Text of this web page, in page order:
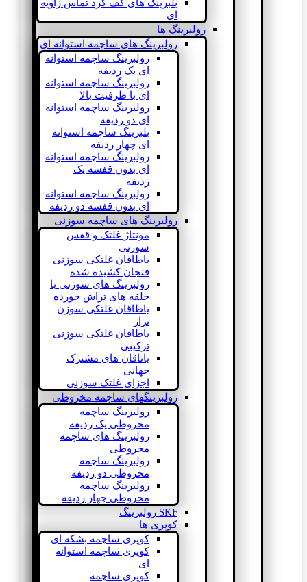
بلبرینگ های کف گرد تماس زاویه
ای
رولبرینگ ها
رولبرینگ های ساچمه استوانه ای
رولبرینگ ساچمه استوانه
ای یک ردیفه
رولبرینگ ساچمه استوانه
ای با ظرفیت بالا
رولبرینگ ساچمه استوانه
ای دو ردیفه
بلبرینگ ساچمه استوانه
ای چهار ردیفه
رولبرینگ ساچمه استوانه
ای بدون قفسه یک
ردیفه
رولبرینگ ساچمه استوانه
ای بدون قفسه دو ردیفه
رولبرینگ های ساچمه سوزنی
مونتاژ غلتک و قفس
سوزنی
یاطاقان غلتکی سوزنی
فنجان کشیده شده
رولبرینگ های سوزنی با
حلقه های تراش خورده
یاطاقان غلتکی سوزن
تراز
یاطاقان غلتکی سوزنی
ترکیبی
یاتاقان های مشترک
جهانی
اجزای غلتک سوزنی
رولبرینگهای ساچمه مخروطی
رولبرینگ ساچمه
مخروطی یک ردیفه
رولبرینگ های ساچمه
مخروطی
رولبرینگ ساچمه
مخروطی دو ردیفه
رولبرینگ ساچمه
مخروطی چهار ردیفه
SKF رولبرینگ
کوپری ها
کوپری ساچمه بشکه ای
کوپری ساچمه استوانه
ای
کوپری ساچمه